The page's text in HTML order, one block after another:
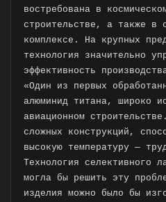
востребована в
строительстве, а также в
комплексе. На крупных
технология значительно
эффективность
«Один из первых
алюминид титана, широко
авиационном
сложных конструкций,
высокую температуру —
Технология селективного
могла бы решить эту
изделия можно было бы